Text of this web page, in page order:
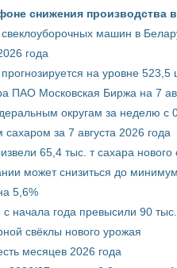
снижения производства
машин в
года
на уровне 523,5
ПАО Московская Биржа на 7
округам за неделю с
за 7 августа 2026 года
65,4 тыс. т сахара
может снизиться до
5,6%
начала года превысили 90
свёклы нового урожая
месяцев 2026 года